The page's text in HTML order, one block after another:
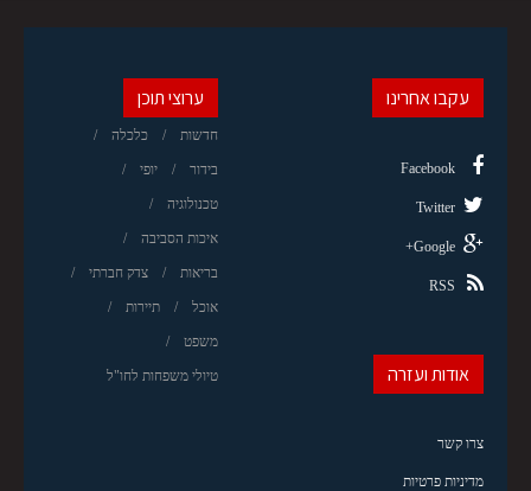
ערוצי תוכן
חדשות כלכלה
בידור יופי
טכנולוגיה
איכות הסביבה
בריאות צדק חברתי
אוכל תיירות
משפט
טיולי משפחות לחו"ל
עקבו אחרינו
Facebook
Twitter
Google+
RSS
אודות ועזרה
צרו קשר
מדיניות פרטיות